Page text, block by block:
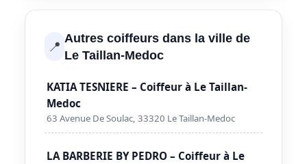
📍 Autres coiffeurs dans la ville de
Le Taillan-Medoc
KATIA TESNIERE – Coiffeur à Le Taillan-
Medoc
63 Avenue De Soulac, 33320 Le Taillan-Medoc
LA BARBERIE BY PEDRO – Coiffeur à Le